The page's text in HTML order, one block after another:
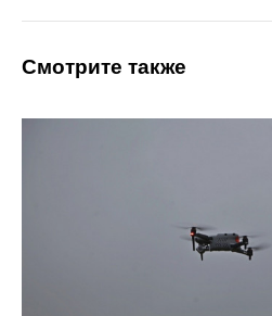
Смотрите также